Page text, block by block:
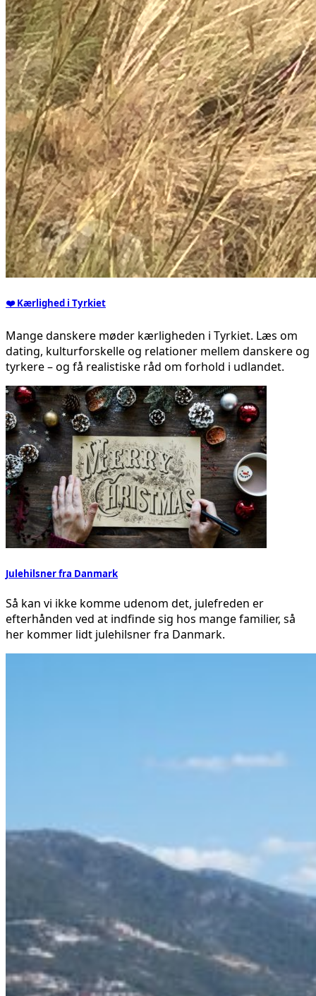
❤️ Kærlighed i Tyrkiet
Mange danskere møder kærligheden i Tyrkiet. Læs om
dating, kulturforskelle og relationer mellem danskere og
tyrkere – og få realistiske råd om forhold i udlandet.
Julehilsner fra Danmark
Så kan vi ikke komme udenom det, julefreden er
efterhånden ved at indfinde sig hos mange familier, så
her kommer lidt julehilsner fra Danmark.